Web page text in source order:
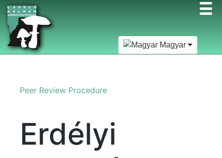
Magyar
Peer Review Procedure
Erdélyi